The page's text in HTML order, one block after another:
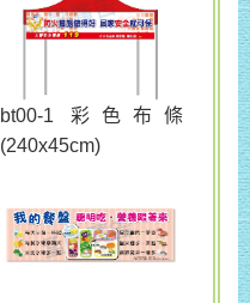
bt00-1 彩色布條
(240x45cm)